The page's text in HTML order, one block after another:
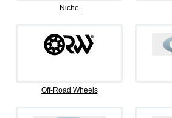
Niche
Off-Road Wheels